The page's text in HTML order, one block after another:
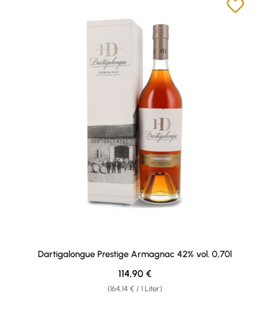
Dartigalongue Prestige Armagnac 42% vol. 0,70l
(164,14 € / 1 Liter)
Regulärer Preis:
114,90 €